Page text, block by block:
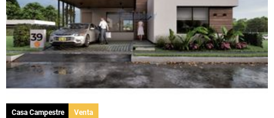
Casa Campestre Venta